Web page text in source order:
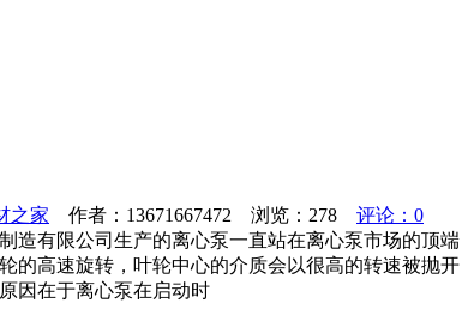
之家 作者：13671667472 浏览： 278
评论：0
造有限公司生产的离心泵一直站在离心泵市场的顶
的高速旋转，叶轮中心的介质会以很高的转速被抛
因在于离心泵在启动时